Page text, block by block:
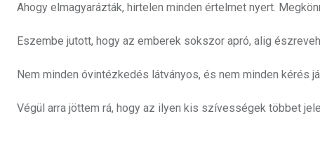
Ahogy elmagyarázták, hirtelen minden értelmet nyert.
Eszembe jutott, hogy az emberek sokszor apró, alig
Nem minden óvintézkedés látványos, és nem minden kérés
Végül arra jöttem rá, hogy az ilyen kis szívességek többet